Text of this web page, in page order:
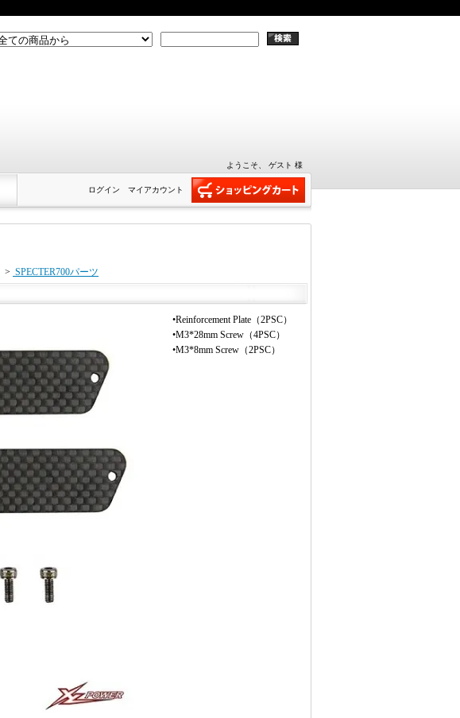
ようこそ、 ゲスト 様
マイアカウント
ログイン
> SPECTER700パーツ
•Reinforcement Plate（2PSC）
•M3*28mm Screw（4PSC）
•M3*8mm Screw（2PSC）